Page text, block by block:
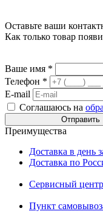
Оставьте ваши
Как только товар
Ваше имя *
Телефон *
E-mail
Соглашаюсь на
Преимущества
Доставка в день
Доставка по
Сервисный центр
Пункт